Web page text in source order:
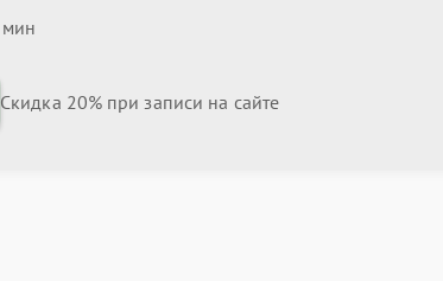
Скидка 20% при записи на сайте